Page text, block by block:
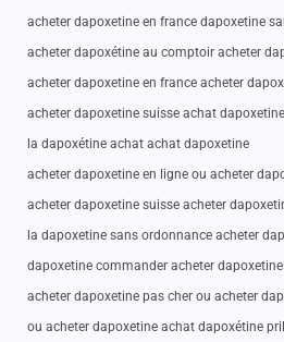
acheter dapoxetine en france dapoxetine
acheter dapoxétine au comptoir acheter
acheter dapoxetine en france acheter
acheter dapoxetine suisse achat
la dapoxétine achat achat dapoxetine
acheter dapoxetine en ligne ou acheter
acheter dapoxetine suisse acheter
la dapoxetine sans ordonnance acheter
dapoxetine commander acheter dapoxetine
acheter dapoxetine pas cher ou acheter
ou acheter dapoxetine achat dapoxétine